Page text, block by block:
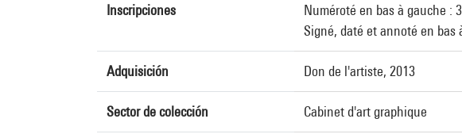
Inscripciones
Numéroté en bas à gauche :
Signé, daté et annoté en bas
Adquisición Don de l'artiste, 2013
Sector de colección Cabinet d'art graphique